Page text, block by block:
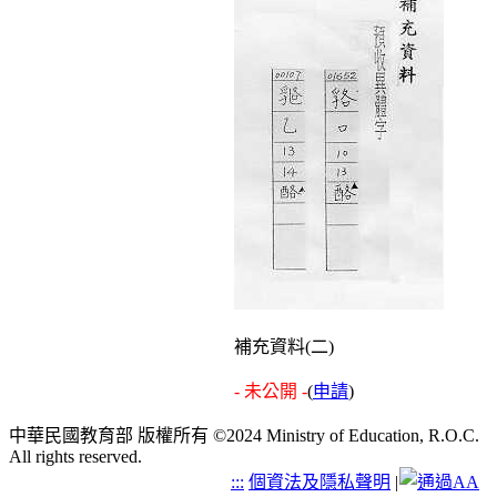
補充資料(二)
- 未公開 -(申請)
中華民國教育部 版權所有 ©2024 Ministry of Education, R.O.C.
All rights reserved.
::: 個資法及隱私聲明 |